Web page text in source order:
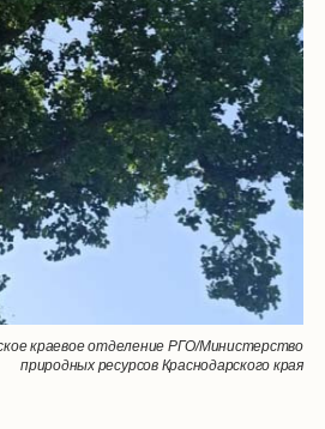
краевое отделение РГО/Министерство
природных ресурсов Краснодарского края